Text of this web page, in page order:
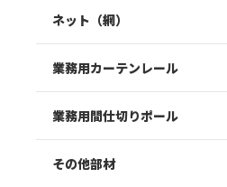
ネット（網）
業務用カーテンレール
業務用間仕切りポール
その他部材